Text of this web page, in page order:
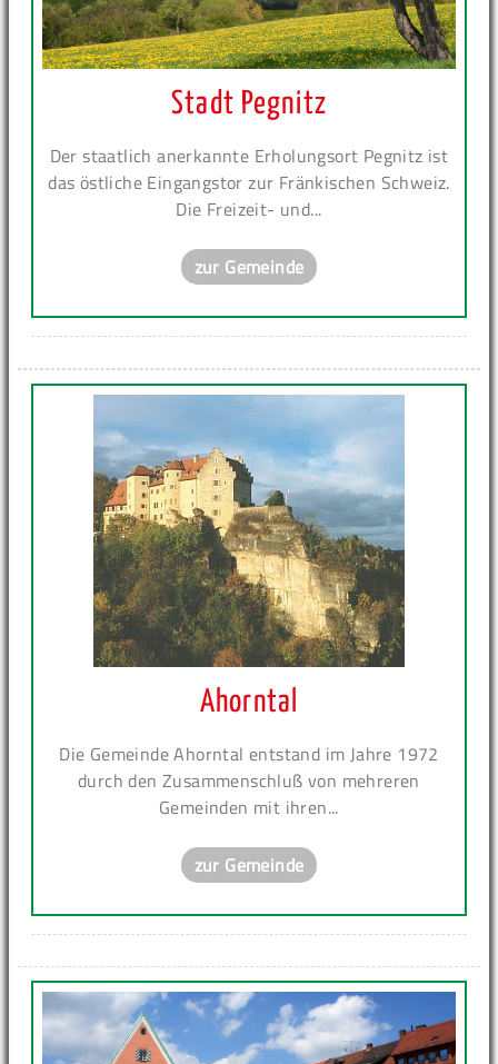
Stadt Pegnitz
Der staatlich anerkannte Erholungsort Pegnitz ist
das östliche Eingangstor zur Fränkischen Schweiz.
Die Freizeit- und...
zur Gemeinde
Ahorntal
Die Gemeinde Ahorntal entstand im Jahre 1972
durch den Zusammenschluß von mehreren
Gemeinden mit ihren...
zur Gemeinde